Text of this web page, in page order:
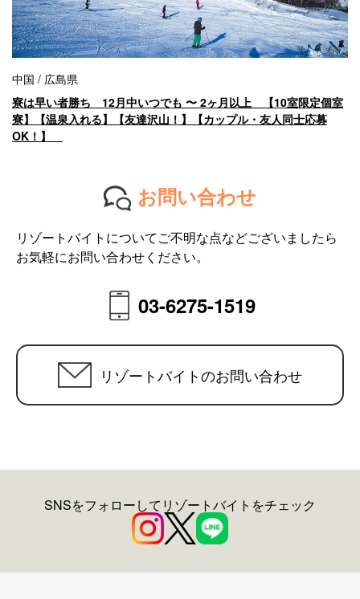
中国 / 広島県
寮は早い者勝ち 12月中いつでも 〜 2ヶ月以上 【10室限定個室
寮】【温泉入れる】【友達沢山！】【カップル・友人同士応募
OK！】
お問い合わせ
リゾートバイトについてご不明な点などございましたら
お気軽にお問い合わせください。
03-6275-1519
リゾートバイトのお問い合わせ
SNSをフォローしてリゾートバイトをチェック